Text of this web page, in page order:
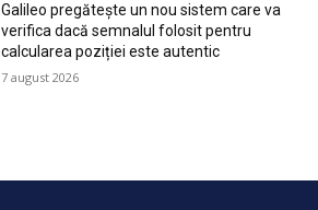
Galileo pregătește un nou sistem care va
verifica dacă semnalul folosit pentru
calcularea poziției este autentic
7 august 2026